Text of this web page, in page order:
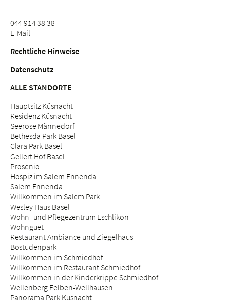
044 914 38 38
E-Mail
Rechtliche Hinweise
Datenschutz
ALLE STANDORTE
Hauptsitz Küsnacht
Residenz Küsnacht
Seerose Männedorf
Bethesda Park Basel
Clara Park Basel
Gellert Hof Basel
Prosenio
Hospiz im Salem Ennenda
Salem Ennenda
Willkommen im Salem Park
Wesley Haus Basel
Wohn- und Pflegezentrum Eschlikon
Wohnguet
Restaurant Ambiance und Ziegelhaus
Bostudenpark
Willkommen im Schmiedhof
Willkommen im Restaurant Schmiedhof
Willkommen in der Kinderkrippe Schmiedhof
Wellenberg Felben-Wellhausen
Panorama Park Küsnacht